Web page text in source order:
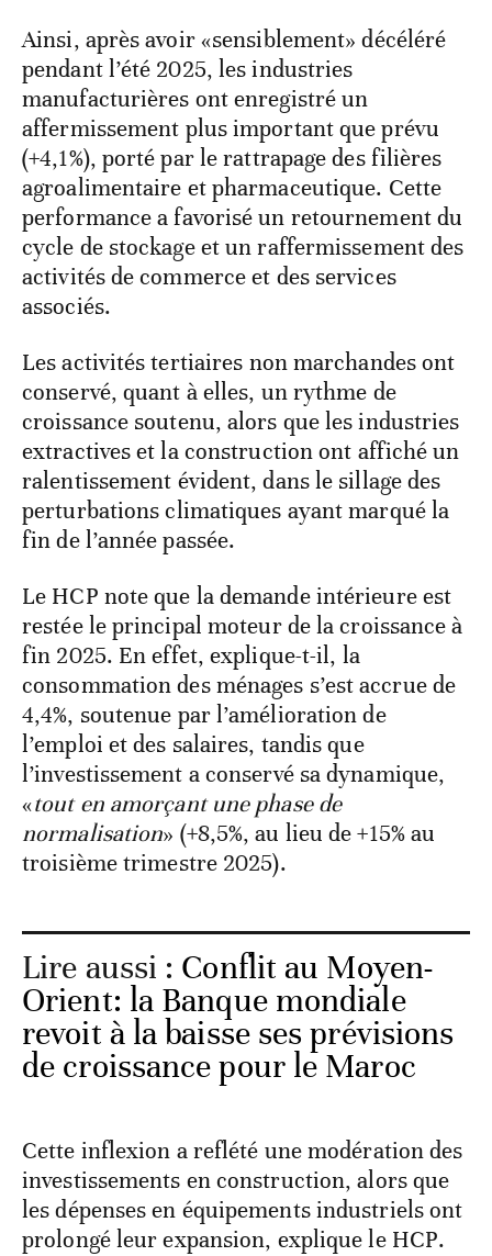
Ainsi, après avoir «sensiblement» décéléré
pendant l’été 2025, les industries
manufacturières ont enregistré un
affermissement plus important que prévu
(+4,1%), porté par le rattrapage des filières
agroalimentaire et pharmaceutique. Cette
performance a favorisé un retournement du
cycle de stockage et un raffermissement des
activités de commerce et des services
associés.
Les activités tertiaires non marchandes ont
conservé, quant à elles, un rythme de
croissance soutenu, alors que les industries
extractives et la construction ont affiché un
ralentissement évident, dans le sillage des
perturbations climatiques ayant marqué la
fin de l’année passée.
Le HCP note que la demande intérieure est
restée le principal moteur de la croissance à
fin 2025. En effet, explique-t-il, la
consommation des ménages s’est accrue de
4,4%, soutenue par l’amélioration de
l’emploi et des salaires, tandis que
l’investissement a conservé sa dynamique,
«tout en amorçant une phase de
normalisation» (+8,5%, au lieu de +15% au
troisième trimestre 2025).
Lire aussi : Conflit au Moyen-
Orient: la Banque mondiale
revoit à la baisse ses prévisions
de croissance pour le Maroc
Cette inflexion a reflété une modération des
investissements en construction, alors que
les dépenses en équipements industriels ont
prolongé leur expansion, explique le HCP.